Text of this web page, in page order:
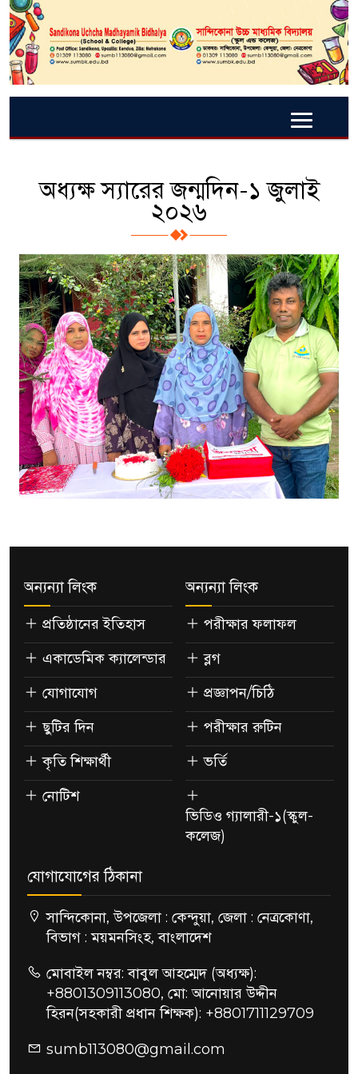
অধ্যক্ষ স্যারের জন্মদিন-১ জুলাই
২০২৬
অন্যন্যা লিংক
প্রতিষ্ঠানের ইতিহাস
একাডেমিক ক্যালেন্ডার
যোগাযোগ
ছুটির দিন
কৃতি শিক্ষার্থী
নোটিশ
অন্যন্যা লিংক
পরীক্ষার ফলাফল
ব্লগ
প্রজ্ঞাপন/চিঠি
পরীক্ষার রুটিন
ভর্তি
ভিডিও গ্যালারী-১(স্কুল-
কলেজ)
যোগাযোগের ঠিকানা
সান্দিকোনা, উপজেলা : কেন্দুয়া, জেলা : নেত্রকোণা,
বিভাগ : ময়মনসিংহ, বাংলাদেশ
মোবাইল নম্বর: বাবুল আহম্মেদ (অধ্যক্ষ):
+8801309113080, মো: আনোয়ার উদ্দীন
হিরন(সহকারী প্রধান শিক্ষক): +8801711129709
sumb113080@gmail.com